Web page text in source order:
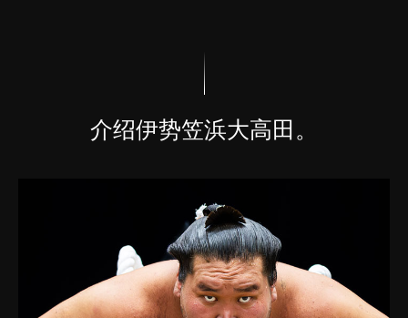
介绍伊势笠浜大高田。